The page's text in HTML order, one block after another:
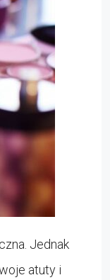
Jednak
atuty i